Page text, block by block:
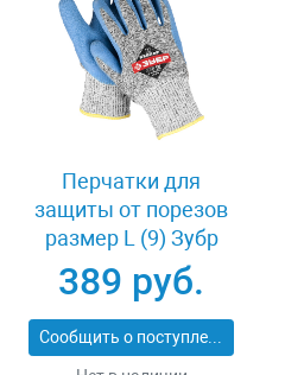
Перчатки для
защиты от порезов
размер L (9) Зубр
11277-L
389 руб.
Сообщить о поступлении